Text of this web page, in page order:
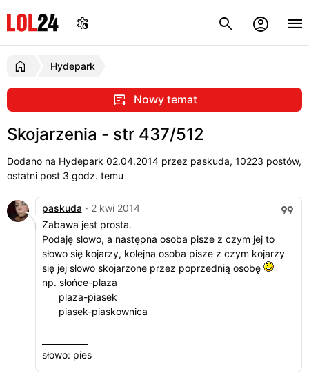
Hydepark
Nowy temat
Skojarzenia - str 437/512
Dodano na Hydepark 02.04.2014 przez paskuda, 10223 postów,
ostatni post 3 godz. temu
paskuda · 2 kwi 2014
Zabawa jest prosta.
Podaję słowo, a następna osoba pisze z czym jej to
słowo się kojarzy, kolejna osoba pisze z czym kojarzy
się jej słowo skojarzone przez poprzednią osobę
np. słońce-plaza
plaza-piasek
piasek-piaskownica
słowo: pies